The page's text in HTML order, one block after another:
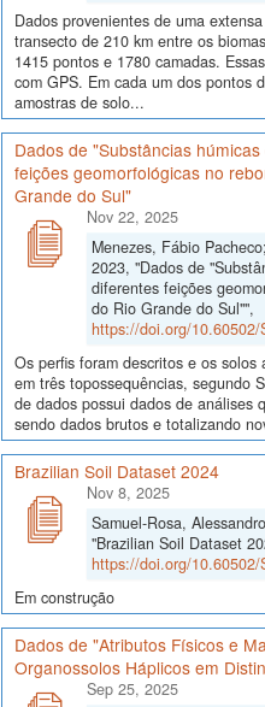
Dados provenientes de uma
transecto de 210 km entre os
1415 pontos e 1780 camadas.
com GPS. Em cada um dos pontos
amostras de solo...
Dados de "Substâncias
feições geomorfológicas no
Grande do Sul"
Nov 22, 2025
Menezes, Fábio
2023, "Dados de
diferentes feições
do Rio Grande do Sul"",
https://doi.org/10.60502/
Os perfis foram descritos e os
em três topossequências, segundo
de dados possui dados de análises
sendo dados brutos e totalizando
Brazilian Soil Dataset 2024
Nov 8, 2025
Samuel-Rosa,
"Brazilian Soil Dataset
https://doi.org/10.60502/
Em construção
Dados de "Atributos Físicos e
Organossolos Háplicos em
Sep 25, 2025